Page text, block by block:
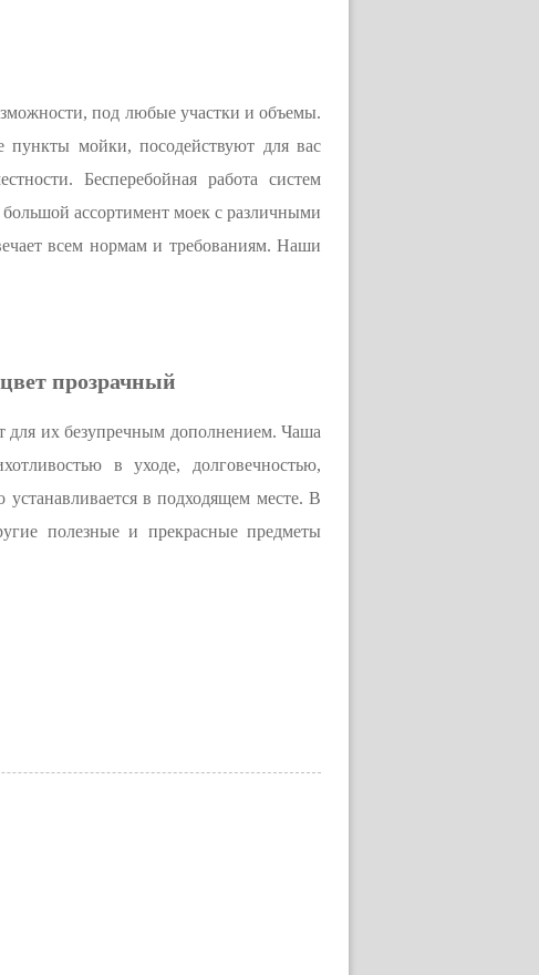
под любые участки и объемы.
мойки, посодействуют для вас
Бесперебойная работа систем
ассортимент моек с различными
всем нормам и требованиям. Наши
прозрачный
для их безупречным дополнением. Чаша
в уходе, долговечностью,
в подходящем месте. В
полезные и прекрасные предметы